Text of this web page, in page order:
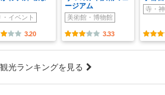
・イベント
3.20
ージアム
美術館・博物館
3.33
寺・
光ランキングを見る